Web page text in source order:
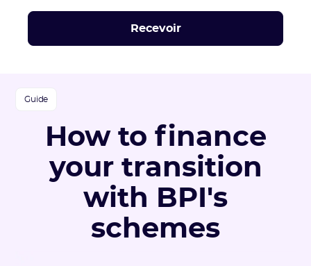
Guide
How to finance
your transition
with BPI's
schemes